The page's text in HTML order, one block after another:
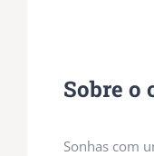
Sobre o
Sonhas com